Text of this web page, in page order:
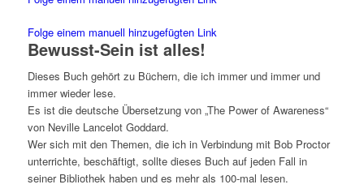
Folge einem manuell hinzugefügten Link
Bewusst-Sein ist alles!
Dieses Buch gehört zu Büchern, die ich immer und immer und
immer wieder lese.
Es ist die deutsche Übersetzung von „The Power of Awareness“
von Neville Lancelot Goddard.
Wer sich mit den Themen, die ich in Verbindung mit Bob Proctor
unterrichte, beschäftigt, sollte dieses Buch auf jeden Fall in
seiner Bibliothek haben und es mehr als 100-mal lesen.